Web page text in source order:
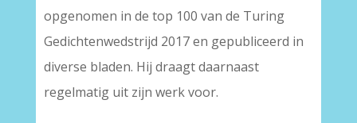
opgenomen in de top 100 van de Turing
Gedichtenwedstrijd 2017 en gepubliceerd in
diverse bladen. Hij draagt daarnaast
regelmatig uit zijn werk voor.